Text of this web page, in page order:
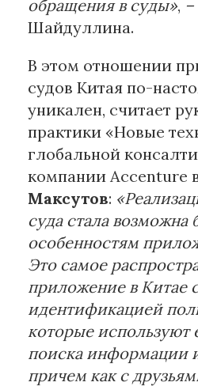
обращения в суды», –
Шайдуллина.
В этом отношении
судов Китая по-
уникален, считает
практики «Новые
глобальной
компании Accenture
Максутов:
суда стала возможна
особенностям
Это самое
приложение в Китае
идентификацией
которые используют
поиска информации
причем как с